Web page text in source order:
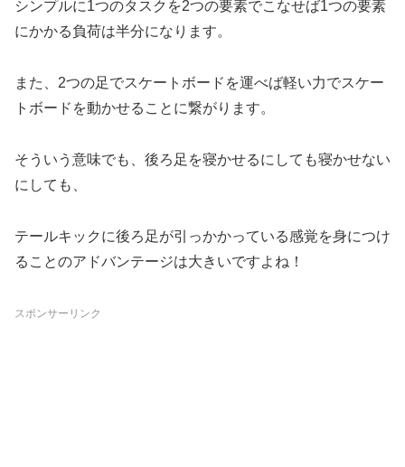
シンプルに1つのタスクを2つの要素でこなせば1つの要素
にかかる負荷は半分になります。
また、2つの足でスケートボードを運べば軽い力でスケー
トボードを動かせることに繋がります。
そういう意味でも、後ろ足を寝かせるにしても寝かせない
にしても、
テールキックに後ろ足が引っかかっている感覚を身につけ
ることのアドバンテージは大きいですよね！
スポンサーリンク